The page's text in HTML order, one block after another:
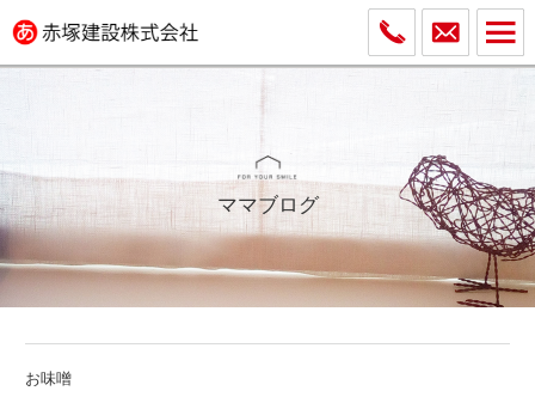
ママブログ
お味噌